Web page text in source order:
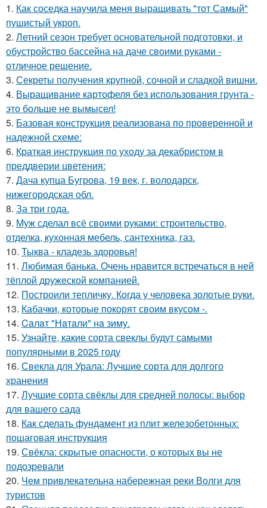
1. Как соседка научила меня выращивать "тот Самый"
пушистый укроп.
2. Летний сезон требует основательной подготовки, и
обустройство бассейна на даче своими руками -
отличное решение.
3. Секреты получения крупной, сочной и сладкой вишни.
4. Выращивание картофеля без использования грунта -
это больше не вымысел!
5. Базовая конструкция реализована по проверенной и
надежной схеме:
6. Краткая инструкция по уходу за декабристом в
преддверии цветения:
7. Дача купца Бугрова, 19 век, г. володарск,
нижегородская обл.
8. За три года.
9. Муж сделал всё своими руками: строительство,
отделка, кухонная мебель, сантехника, газ.
10. Тыква - кладезь здоровья!
11. Любимая банька. Очень нравится встречаться в ней
тёплой дружеской компанией.
12. Построили тепличку. Когда у человека золотые руки.
13. Кабачки, которые покорят своим вкусом -.
14. Caлaт "Нaтaли" нa зиму.
15. Узнайте, какие сорта свеклы будут самыми
популярными в 2025 году
16. Свекла для Урала: Лучшие сорта для долгого
хранения
17. Лучшие сорта свёклы для средней полосы: выбор
для вашего сада
18. Как сделать фундамент из плит железобетонных:
пошаговая инструкция
19. Свёкла: скрытые опасности, о которых вы не
подозревали
20. Чем привлекательна набережная реки Волги для
туристов